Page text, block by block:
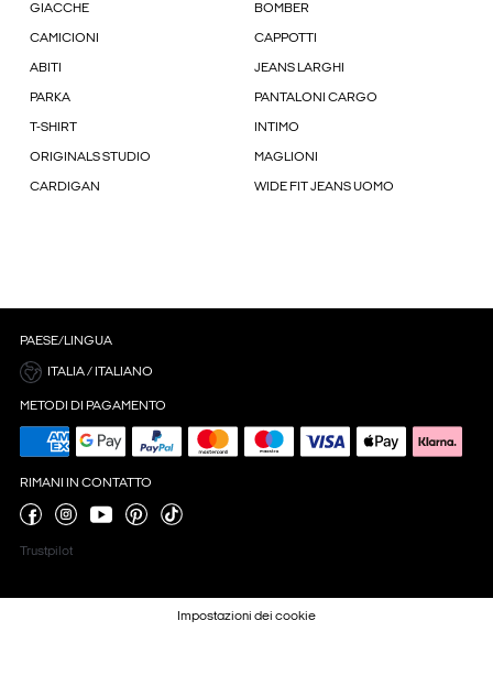
GIACCHE BOMBER
CAMICIONI CAPPOTTI
ABITI JEANS LARGHI
PARKA PANTALONI CARGO
T-SHIRT INTIMO
ORIGINALS STUDIO MAGLIONI
CARDIGAN WIDE FIT JEANS UOMO
PAESE/LINGUA
ITALIA / ITALIANO
METODI DI PAGAMENTO
RIMANI IN CONTATTO
Trustpilot
Impostazioni dei cookie